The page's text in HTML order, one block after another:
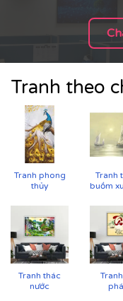
Cận cảnh tranh in
Tranh theo
Tranh phong
thủy
Tranh
buồm
Tranh thác
nước